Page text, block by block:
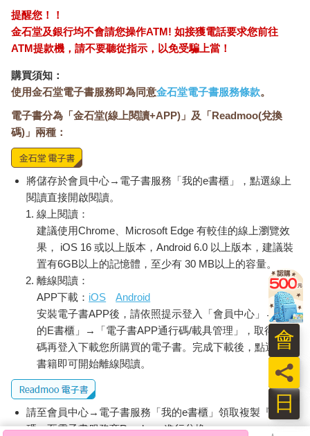
五、你看那些有大成就的人，誰贏得世界是透過真誠？
每一個有大成就的人，都明⽩真誠的重要性。越成功，就越渴望
真誠。
我有一個很深的體會，隨著人生境界越來越開闊，我們一定會越
來越真誠。隨著你個人的職業進階，你會遇到越來越多成熟的
人，他們⼯作狀態成熟，情緒也成熟。和這樣的人打交道，我們
悉人性，我們耍的⼩聰明在他們面前會暴露無遺。一旦你養成耍
⼩聰明的習慣，當人生進階的時候，你就會被識破，⾃然也會很
快遇到瓶頸。也就是說，你遇到人生晉級的屏障不是卡在能力
上，而是卡在人性上。
我們每個人都渴望被真誠相待。不真誠的伎倆可能會在一開始讓
你找到一條近路，但這條路一定⾛不遠。
我們的生活中從來不缺少那些⾃稱能顛倒⿊⽩的「⿁谷⼦」，也
不缺少把不真誠的溝通術奉為圭臬的營銷大師，更不缺少相信
「不真誠」能夠為自己吹出一⽚天的懵懂盲流。之所以會有人覺
得真誠可笑，是因為他們困在了由「不真誠」構建的⼩世界裡，
吃慣了因為「不真誠」而騙來的糖果，進而喪失了對人的基本判
斷。
人性中的惡會讓我們的一生遇見很多不真誠。就像我在回答這五
個問題的時候所強調的，別人的不真誠、大環境的不真誠，都不
能成為我們自己不真誠的理由。因為當我們真的看得夠⾼、夠遠
的時候，就會發現：哪怕只有一毫⽶的差別，真誠，還是比不真
誠⾼。
提醒您！！
金石堂及銀行均不會請您操作ATM! 如接獲電話要求您前往
ATM提款機，請不要聽從指示，以免受騙上當！
購買須知：
使用金石堂電子書服務即為同意金石堂電子書服務條款。
電子書分為「金石堂(線上閱讀+APP)」及「Readmoo(兌換
碼)」兩種：
將儲存於會員中心→電子書服務「我的e書櫃」，點選線上
閱讀直接開啟閱讀。
線上閱讀：
建議使用Chrome、Microsoft Edge 有較佳的線上瀏覽效
果， iOS 16 或以上版本，Android 6.0 以上版本，建議裝
置有6GB以上的記憶體，至少有 30 MB以上的容量。
離線閱讀：
APP下載： iOS
Android
安裝電子書APP後，請依照提示登入「會員中心」→「我
的E書櫃」→「電子書APP通行碼/載具管理」，取得通行
碼再登入下載您所購買的電子書。完成下載後，點選任一
書籍即可開始離線閱讀。
請至會員中心→電子書服務「我的e書櫃」領取複製『兌換
碼』至電子書服務商Readmoo進行兌換。
日
員
會